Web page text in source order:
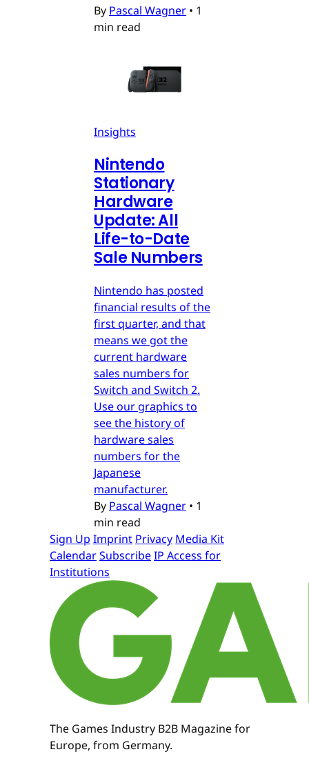
By Pascal Wagner • 1
min read
Insights
Nintendo
Stationary
Hardware
Update: All
Life-to-Date
Sale Numbers
Nintendo has posted
financial results of the
first quarter, and that
means we got the
current hardware
sales numbers for
Switch and Switch 2.
Use our graphics to
see the history of
hardware sales
numbers for the
Japanese
manufacturer.
By Pascal Wagner • 1
min read
Sign Up Imprint Privacy Media Kit
CalendarSubscribeIP Access for
Institutions
The Games Industry B2B Magazine for
Europe, from Germany.